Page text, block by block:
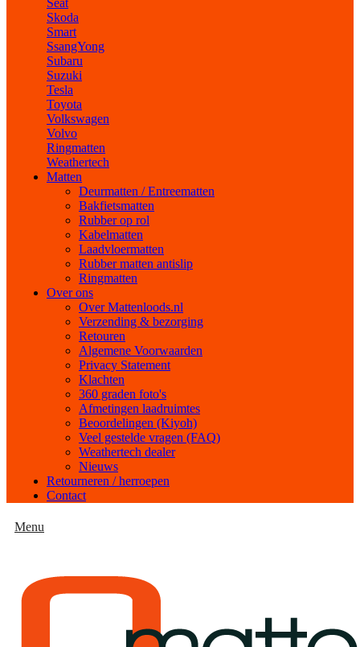
Skoda
Smart
SsangYong
Subaru
Suzuki
Tesla
Toyota
Volkswagen
Volvo
Ringmatten
Weathertech
Matten
Deurmatten / Entreematten
Bakfietsmatten
Rubber op rol
Kabelmatten
Laadvloermatten
Rubber matten antislip
Ringmatten
Over ons
Over Mattenloods.nl
Verzending & bezorging
Retouren
Algemene Voorwaarden
Privacy Statement
Klachten
360 graden foto's
Afmetingen laadruimtes
Beoordelingen (Kiyoh)
Veel gestelde vragen (FAQ)
Weathertech dealer
Nieuws
Retourneren / herroepen
Contact
Menu